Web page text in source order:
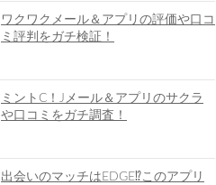
ワクワクメール＆アプリの評価や口コ
ミ評判をガチ検証！
ミントC！Jメール＆アプリのサクラ
や口コミをガチ調査！
出会いのマッチはEDGE⁉︎このアプリ